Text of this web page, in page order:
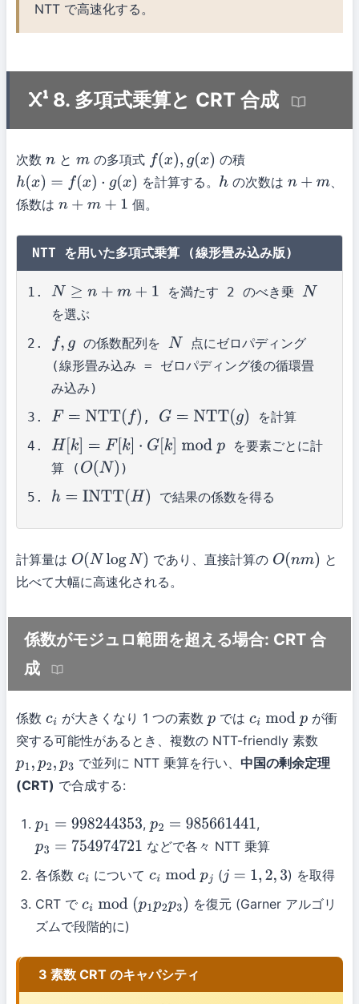
NTT で高速化する。
8. 多項式乗算と CRT 合成
次数 nと m の多項式 f(x),g(x)
の積
h(x)= f(x )⋅g(x) を計算する。 hの次数は n+m
、
係数は n+m +1 個。
NTT を用いた多項式乗算 (線形畳み込み版)
N≥ n+ m+ 1 を満たす 2 のべき乗 N
を選ぶ
f ,g の係数配列を N
点にゼロパディング
(線形畳み込み = ゼロパディング後の循環畳
み込み)
F= NTT( f ) , G= NTT( g) を計算
H[ k] =F[k ]⋅ G[k] modp
を要素ごとに計
算 ( O(N) )
h=INTT (H) で結果の係数を得る
計算量は O(NlogN) であり、直接計算の O(nm)
と
比べて大幅に高速化される。
係数がモジュロ範囲を超える場合: CRT 合
成
係数 ci が大きくなり 1 つの素数 pでは cimodp
が衝
突する可能性があるとき、複数の NTT-friendly 素数
p1,p2,p3 で並列に NTT 乗算を行い、 中国の剰余定理
(CRT) で合成する:
p1 =998244353 , p2 =985661441
,
p3 =754974721
などで各々 NTT 乗算
各係数 ci について cimodpj (j=1,2 ,3
) を取得
CRT で cimod(p 1p2p3)
を復元 (Garner アルゴリ
ズムで段階的に)
3 素数 CRT のキャパシティ